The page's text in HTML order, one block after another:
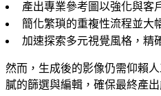
產出專業參考圖以強化與客
簡化繁瑣的重複性流程並大
加速探索多元視覺風格，精
然而，生成後的影像仍需仰賴
膩的篩選與編輯，確保最終產